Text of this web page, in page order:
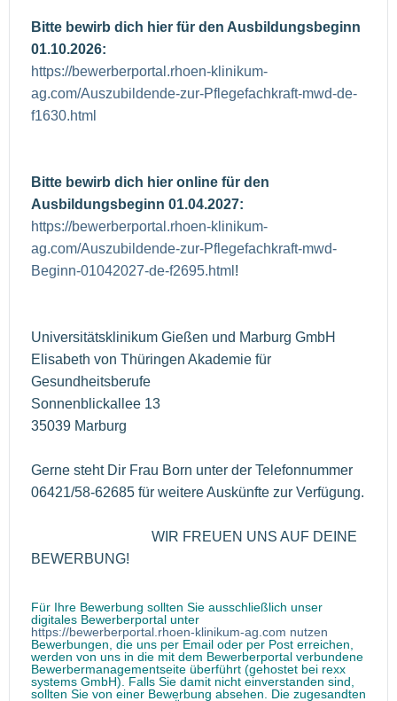
Bitte bewirb dich hier für den Ausbildungsbeginn
01.10.2026:
https://bewerberportal.rhoen-klinikum-
ag.com/Auszubildende-zur-Pflegefachkraft-mwd-de-
f1630.html
Bitte bewirb dich hier online für den
Ausbildungsbeginn 01.04.2027:
https://bewerberportal.rhoen-klinikum-
ag.com/Auszubildende-zur-Pflegefachkraft-mwd-
Beginn-01042027-de-f2695.html !
Universitätsklinikum Gießen und Marburg GmbH
Elisabeth von Thüringen Akademie für
Gesundheitsberufe
Sonnenblickallee 13
35039 Marburg
Gerne steht Dir Frau Born unter der Telefonnummer
06421/58-62685 für weitere Auskünfte zur Verfügung.
WIR FREUEN UNS AUF DEINE
BEWERBUNG!
Für Ihre Bewerbung sollten Sie ausschließlich unser
digitales Bewerberportal unter
https://bewerberportal.rhoen-klinikum-ag.com nutzen
Bewerbungen, die uns per Email oder per Post erreichen,
werden von uns in die mit dem Bewerberportal verbundene
Bewerbermanagementseite überführt (gehostet bei rexx
systems GmbH). Falls Sie damit nicht einverstanden sind,
sollten Sie von einer Bewerbung absehen. Die zugesandten